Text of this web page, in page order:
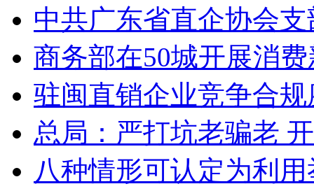
中共广东省直企协会
商务部在50城开展消
驻闽直销企业竞争合
总局：严打坑老骗老
八种情形可认定为利